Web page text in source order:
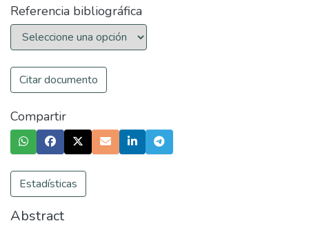
Referencia bibliográfica
Citar documento
Compartir
Estadísticas
Abstract